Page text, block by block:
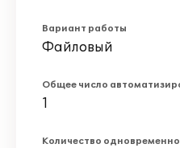
Вариант работы
Файловый
Общее число
1
Количество